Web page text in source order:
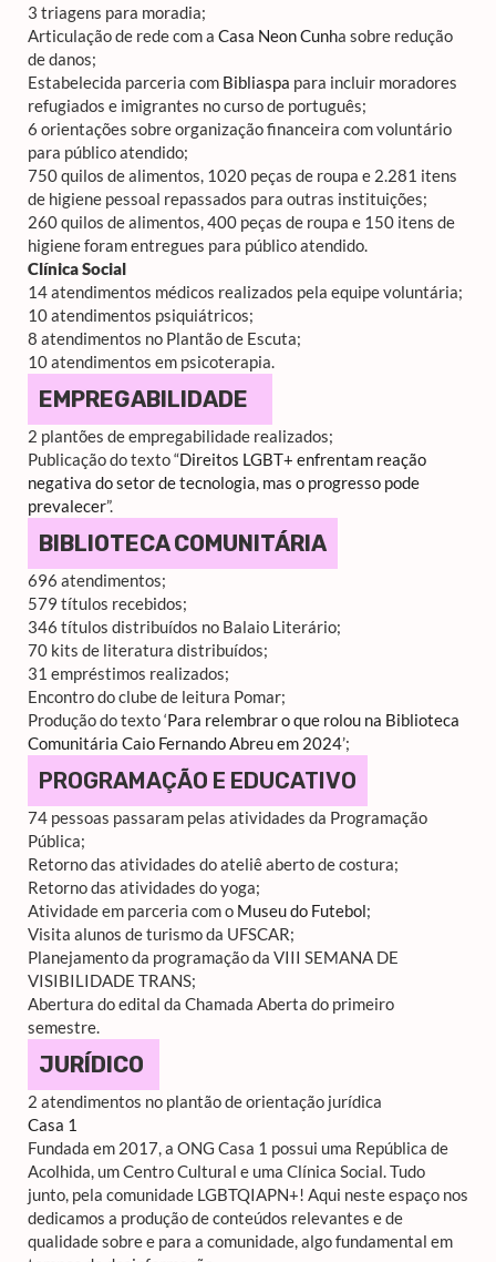
3 triagens para moradia;
Articulação de rede com a Casa Neon Cunha sobre redução
de danos;
Estabelecida parceria com Bibliaspa para incluir moradores
refugiados e imigrantes no curso de português;
6 orientações sobre organização financeira com voluntário
para público atendido;
750 quilos de alimentos, 1020 peças de roupa e 2.281 itens
de higiene pessoal repassados para outras instituições;
260 quilos de alimentos, 400 peças de roupa e 150 itens de
higiene foram entregues para público atendido.
Clínica Social
14 atendimentos médicos realizados pela equipe voluntária;
10 atendimentos psiquiátricos;
8 atendimentos no Plantão de Escuta;
10 atendimentos em psicoterapia.
EMPREGABILIDADE
2 plantões de empregabilidade realizados;
Publicação do texto “Direitos LGBT+ enfrentam reação
negativa do setor de tecnologia, mas o progresso pode
prevalecer”.
BIBLIOTECA COMUNITÁRIA
696 atendimentos;
579 títulos recebidos;
346 títulos distribuídos no Balaio Literário;
70 kits de literatura distribuídos;
31 empréstimos realizados;
Encontro do clube de leitura Pomar;
Produção do texto ‘Para relembrar o que rolou na Biblioteca
Comunitária Caio Fernando Abreu em 2024’;
PROGRAMAÇÃO E EDUCATIVO
74 pessoas passaram pelas atividades da Programação
Pública;
Retorno das atividades do ateliê aberto de costura;
Retorno das atividades do yoga;
Atividade em parceria com o Museu do Futebol;
Visita alunos de turismo da UFSCAR;
Planejamento da programação da VIII SEMANA DE
VISIBILIDADE TRANS;
Abertura do edital da Chamada Aberta do primeiro
semestre.
JURÍDICO
2 atendimentos no plantão de orientação jurídica
Casa 1
Fundada em 2017, a ONG Casa 1 possui uma República de
Acolhida, um Centro Cultural e uma Clínica Social. Tudo
junto, pela comunidade LGBTQIAPN+! Aqui neste espaço nos
dedicamos a produção de conteúdos relevantes e de
qualidade sobre e para a comunidade, algo fundamental em